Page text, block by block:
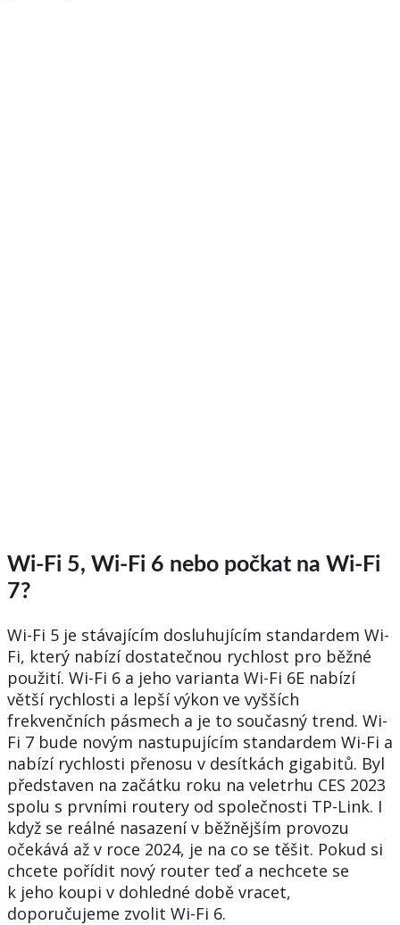
Wi-Fi 5, Wi-Fi 6 nebo počkat na Wi-Fi
7?
Wi-Fi 5 je stávajícím dosluhujícím standardem Wi-
Fi, který nabízí dostatečnou rychlost pro běžné
použití. Wi-Fi 6 a jeho varianta Wi-Fi 6E nabízí
větší rychlosti a lepší výkon ve vyšších
frekvenčních pásmech a je to současný trend. Wi-
Fi 7 bude novým nastupujícím standardem Wi-Fi a
nabízí rychlosti přenosu v desítkách gigabitů. Byl
představen na začátku roku na veletrhu CES 2023
spolu s prvními routery od společnosti TP-Link. I
když se reálné nasazení v běžnějším provozu
očekává až v roce 2024, je na co se těšit. Pokud si
chcete pořídit nový router teď a nechcete se
k jeho koupi v dohledné době vracet,
doporučujeme zvolit Wi-Fi 6.